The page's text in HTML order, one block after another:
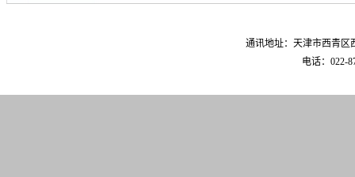
通讯地址：天津市西青区
电话：022-